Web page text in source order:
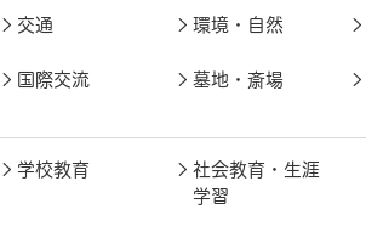
交通 環境・自然
国際交流 墓地・斎場
学校教育
社会教育・生涯
学習